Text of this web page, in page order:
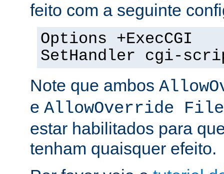
feito com a seguinte
Options +ExecCGI
SetHandler cgi-
Note que ambos
e AllowOverride
estar habilitados para
tenham quaisquer efeito.